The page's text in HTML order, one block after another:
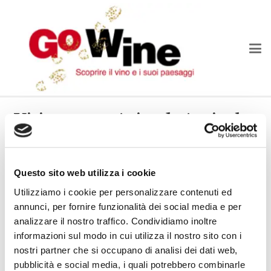
Questo sito web utilizza i cookie
Utilizziamo i cookie per personalizzare contenuti ed
annunci, per fornire funzionalità dei social media e per
analizzare il nostro traffico. Condividiamo inoltre
informazioni sul modo in cui utilizza il nostro sito con i
nostri partner che si occupano di analisi dei dati web,
pubblicità e social media, i quali potrebbero combinarle
Visita presso Azienda Agricola
“Bacco del Monte”, Vicchio (FI)
Con l’intento di valorizzare il territorio di Barberino
del Monte che si trova nel comune di Vicchio (FI) in
Località Mulinuccio, 24.
Il ritrovo sarà previsto per il giorno domenica 4 giugno
alle 16:00 davanti all’azienda.